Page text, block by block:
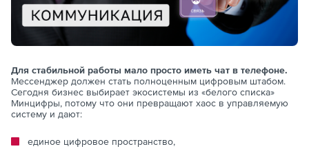
Для стабильной работы мало просто иметь чат в телефоне.
Мессенджер должен стать полноценным цифровым штабом.
Сегодня бизнес выбирает экосистемы из «белого списка»
Минцифры, потому что они превращают хаос в управляемую
систему и дают:
единое цифровое пространство,